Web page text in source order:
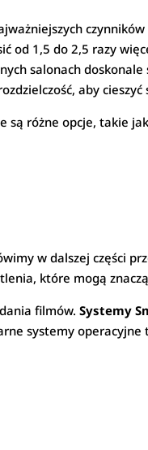
od 1,5 do 2,5 razy
salonach
aby
są różne opcje, takie
w dalszej części
które mogą
filmów.Systemy
systemy operacyjne